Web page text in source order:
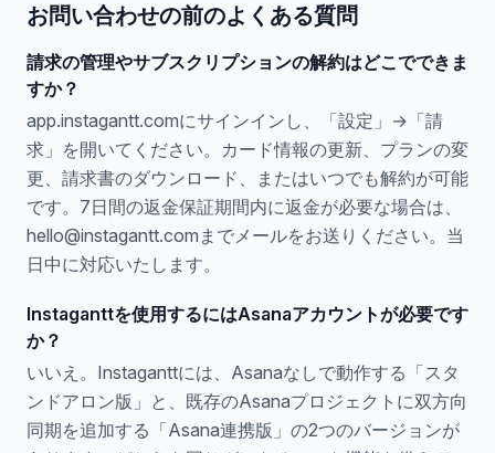
お問い合わせの前のよくある質問
請求の管理やサブスクリプションの解約はどこでできま
すか？
app.instagantt.comにサインインし、「設定」→「請
求」を開いてください。カード情報の更新、プランの変
更、請求書のダウンロード、またはいつでも解約が可能
です。7日間の返金保証期間内に返金が必要な場合は、
hello@instagantt.comまでメールをお送りください。当
日中に対応いたします。
Instaganttを使用するにはAsanaアカウントが必要です
か？
いいえ。Instaganttには、Asanaなしで動作する「スタ
ンドアロン版」と、既存のAsanaプロジェクトに双方向
同期を追加する「Asana連携版」の2つのバージョンが